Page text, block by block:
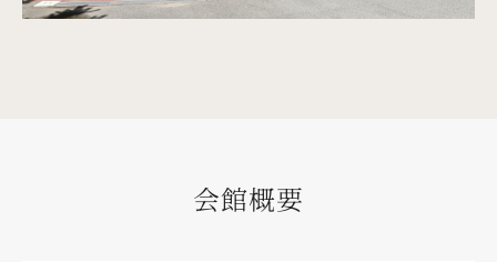
会館概要
お急ぎの方